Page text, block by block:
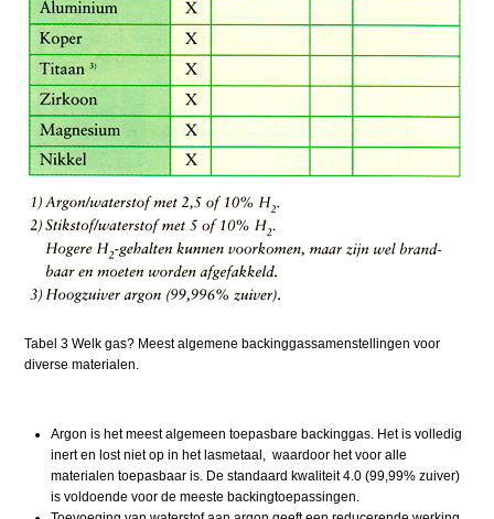
Tabel 3 Welk gas? Meest algemene backinggassamenstellingen voor
diverse materialen.
Argon is het meest algemeen toepasbare backinggas. Het is volledig
inert en lost niet op in het lasmetaal, waardoor het voor alle
materialen toepasbaar is. De standaard kwaliteit 4.0 (99,99% zuiver)
is voldoende voor de meeste backingtoepassingen.